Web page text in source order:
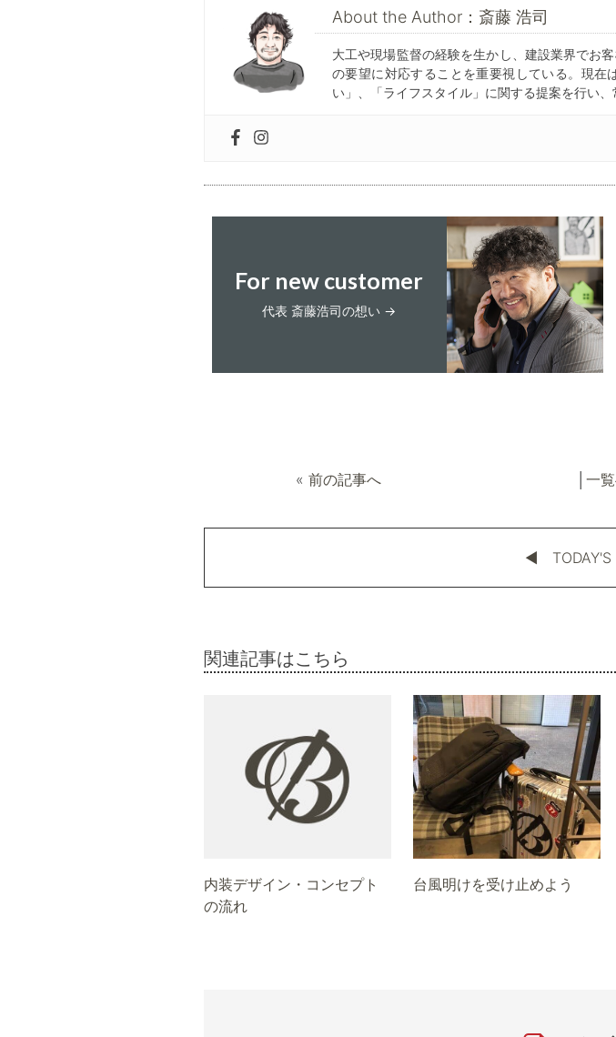
About the Author：斎藤 浩司
大工や現場監督の経験を生かし、建設業界でお
の要望に対応することを重要視している。現在
い」、「ライフスタイル」に関する提案を行い、
For new customer
代表 斎藤浩司の想い →
« 前の記事へ 一
◀︎ TODAY'S
関連記事はこちら
内装デザイン・コンセプト
の流れ
台風明けを受け止めよう